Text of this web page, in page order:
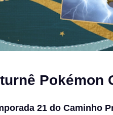
Pokémon
21 do Caminho